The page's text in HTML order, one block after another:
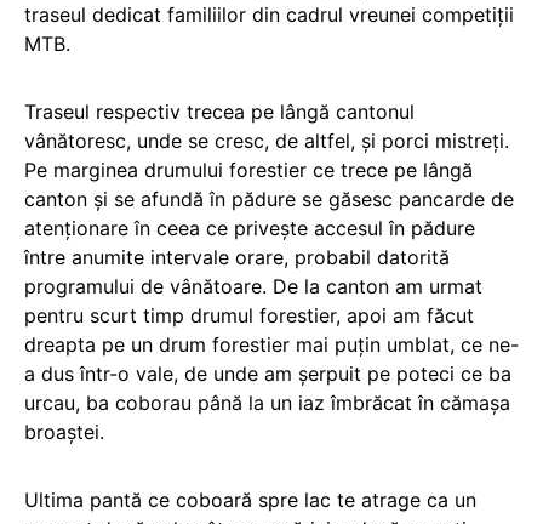
traseul dedicat familiilor din cadrul vreunei competiții
MTB.
Traseul respectiv trecea pe lângă cantonul
vânătoresc, unde se cresc, de altfel, și porci mistreți.
Pe marginea drumului forestier ce trece pe lângă
canton și se afundă în pădure se găsesc pancarde de
atenționare în ceea ce privește accesul în pădure
între anumite intervale orare, probabil datorită
programului de vânătoare. De la canton am urmat
pentru scurt timp drumul forestier, apoi am făcut
dreapta pe un drum forestier mai puțin umblat, ce ne-
a dus într-o vale, de unde am șerpuit pe poteci ce ba
urcau, ba coborau până la un iaz îmbrăcat în cămașa
broaștei.
Ultima pantă ce coboară spre lac te atrage ca un